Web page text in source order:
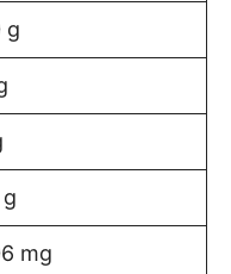
g
g
mg